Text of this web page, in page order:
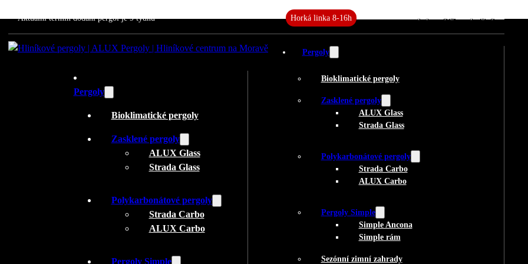
Aktuální termín dodání pergol je 9 týdnů Horká linka 8-16h
Pergoly
Bioklimatické pergoly
Zasklené pergoly
ALUX Glass
Strada Glass
Polykarbonátové pergoly
Strada Carbo
ALUX Carbo
Pergoly Simple
Simple Ancona
Simple rám
Sezónní zimní zahrady
Pergoly
Bioklimatické pergoly
Zasklené pergoly
ALUX Glass
Strada Glass
Polykarbonátové pergoly
Strada Carbo
ALUX Carbo
Pergoly Simple